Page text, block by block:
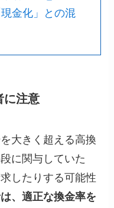
金化」との混
に注意
大きく超える高換
に関与していた
したりする可能性
、適正な換金率を